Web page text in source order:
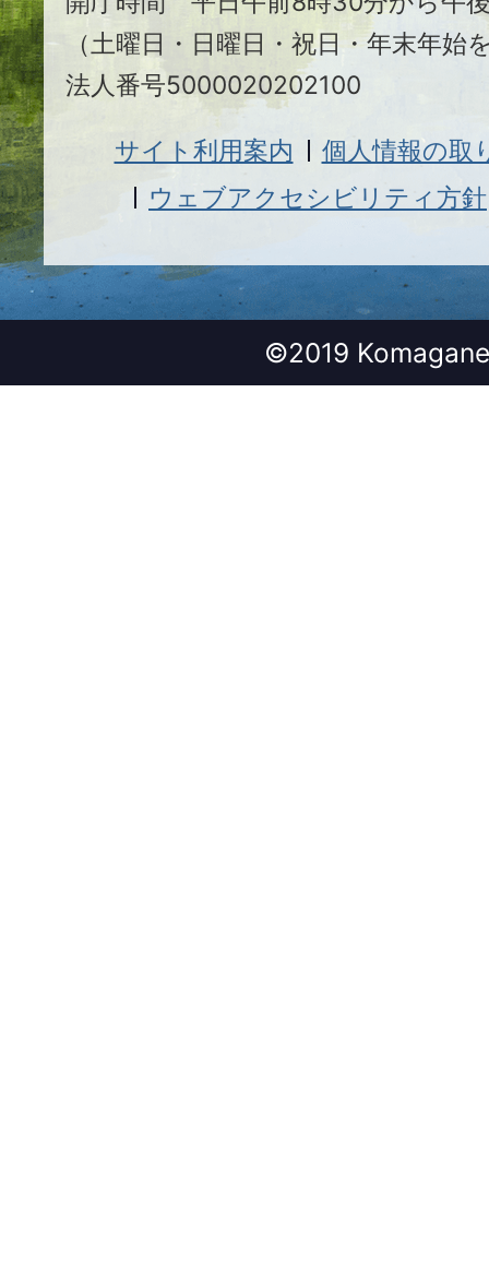
（土曜日・日曜日・祝日・年末年始
法人番号5000020202100
サイト利用案内
個人情報の取
ウェブアクセシビリティ方針
©2019